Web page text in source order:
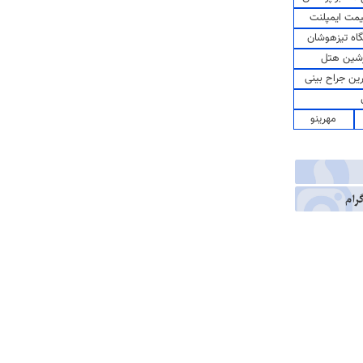
ایمپلنت
تیزهوشان
هتل
جراح بینی
مهرینو